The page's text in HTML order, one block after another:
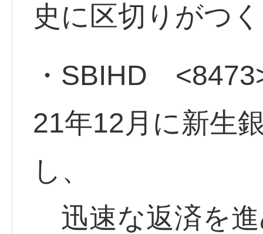
史に区切りがつ
・SBIHD
21年12月に新生
し、
迅速な返済を